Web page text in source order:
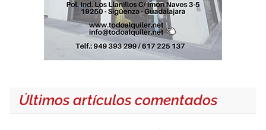
Últimos artículos comentados